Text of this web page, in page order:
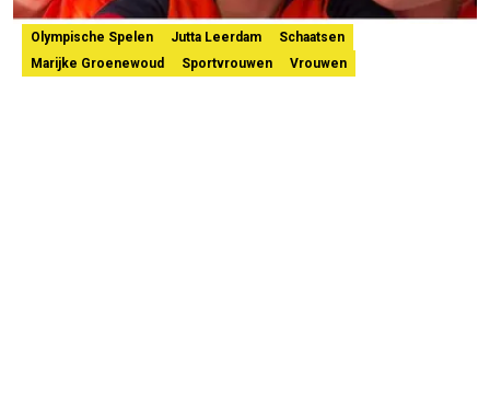
Olympische Spelen Jutta Leerdam
Schaatsen
Marijke Groenewoud
Sportvrouwen Vrouwen